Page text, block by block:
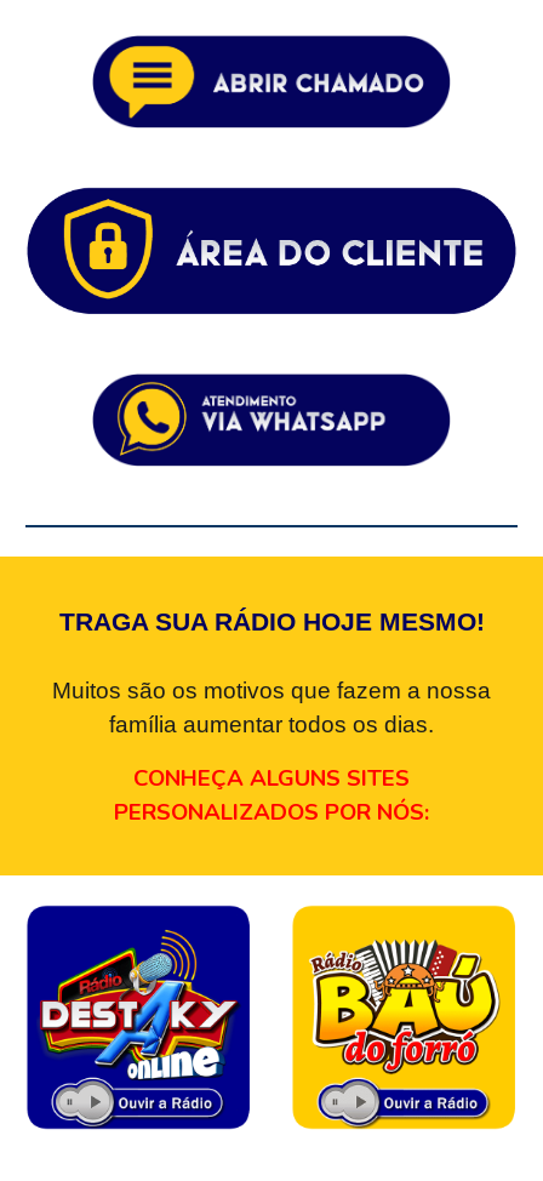
TRAGA SUA RÁDIO HOJE MESMO!
Muitos são os motivos que fazem a nossa
família aumentar todos os dias.
CONHEÇA ALGUNS SITES
PERSONALIZADOS POR NÓS: